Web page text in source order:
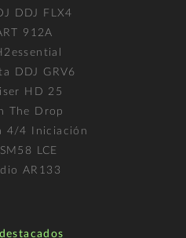
DDJ FLX4
912A
DDJ GRV6
HD 25
The Drop
4/4 Iniciación
LCE
AR133